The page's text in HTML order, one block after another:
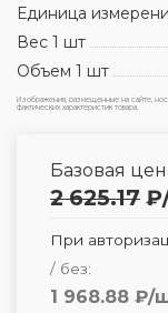
Единица
Вес 1 шт
Объем 1 шт
Изображения, размещенные на сайте,
фактических характеристик товара.
Базовая
2 625.17 ₽
При
/ без:
1 968.88 ₽/